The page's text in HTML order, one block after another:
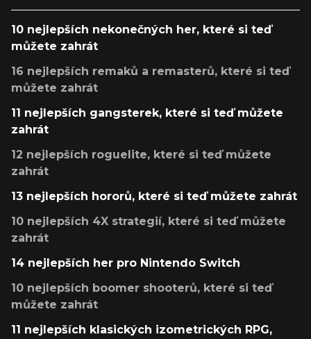
10 nejlepších nekonečných her, které si teď
můžete zahrát
16 nejlepších remaků a remasterů, které si teď
můžete zahrát
11 nejlepších gangsterek, které si teď můžete
zahrát
12 nejlepších roguelite, které si teď můžete
zahrát
13 nejlepších hororů, které si teď můžete zahrát
10 nejlepších 4X strategií, které si teď můžete
zahrát
14 nejlepších her pro Nintendo Switch
10 nejlepších boomer shooterů, které si teď
můžete zahrát
11 nejlepších klasických izometrických RPG,